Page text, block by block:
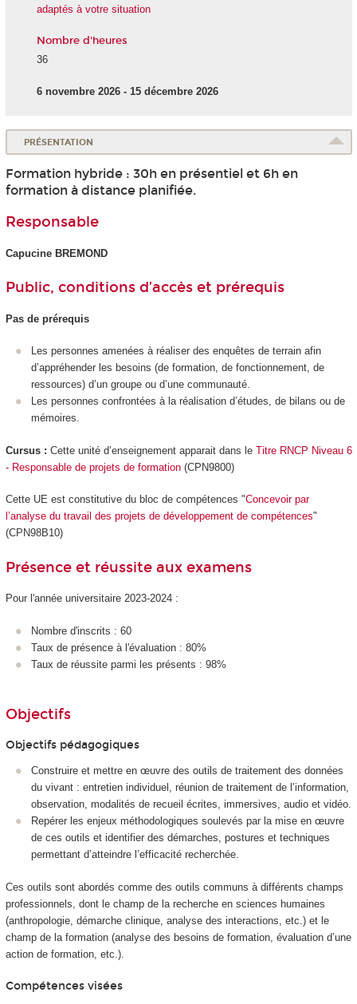
adaptés à votre situation
Nombre d'heures
36
6 novembre 2026 - 15 décembre 2026
PRÉSENTATION
Formation hybride : 30h en présentiel et 6h en
formation à distance planifiée.
Responsable
Capucine BREMOND
Public, conditions d’accès et prérequis
Pas de prérequis
Les personnes amenées à réaliser des enquêtes de terrain afin
d’appréhender les besoins (de formation, de fonctionnement, de
ressources) d’un groupe ou d’une communauté.
Les personnes confrontées à la réalisation d’études, de bilans ou de
mémoires.
Cursus : Cette unité d’enseignement apparait dans le Titre RNCP Niveau 6
- Responsable de projets de formation(CPN9800)
Cette UE est constitutive du bloc de compétences "Concevoir par
l’analyse du travail des projets de développement de compétences"
(CPN98B10)
Présence et réussite aux examens
Pour l'année universitaire 2023-2024 :
Nombre d'inscrits : 60
Taux de présence à l'évaluation : 80%
Taux de réussite parmi les présents : 98%
Objectifs
Objectifs pédagogiques
Construire et mettre en œuvre des outils de traitement des données
du vivant : entretien individuel, réunion de traitement de l’information,
observation, modalités de recueil écrites, immersives, audio et vidéo.
Repérer les enjeux méthodologiques soulevés par la mise en œuvre
de ces outils et identifier des démarches, postures et techniques
permettant d’atteindre l’efficacité recherchée.
Ces outils sont abordés comme des outils communs à différents champs
professionnels, dont le champ de la recherche en sciences humaines
(anthropologie, démarche clinique, analyse des interactions, etc.) et le
champ de la formation (analyse des besoins de formation, évaluation d’une
action de formation, etc.).
Compétences visées